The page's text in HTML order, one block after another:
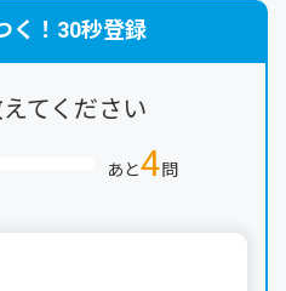
く！30秒登録
てください
あと4問